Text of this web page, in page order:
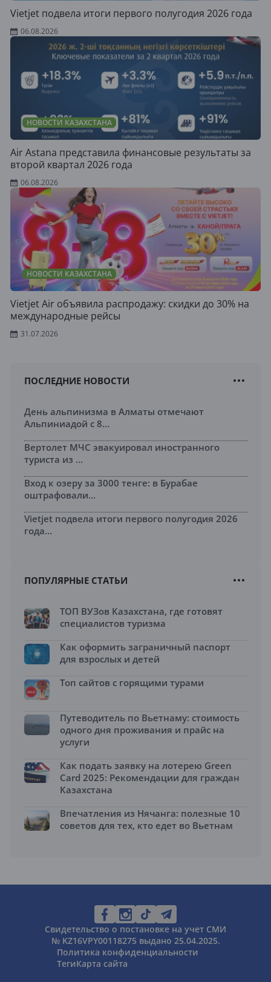
Vietjet подвела итоги первого полугодия 2026 года
06.08.2026
НОВОСТИ КАЗАХСТАНА
Air Astana представила финансовые результаты за
второй квартал 2026 года
06.08.2026
НОВОСТИ КАЗАХСТАНА
Vietjet Air объявила распродажу: скидки до 30% на
международные рейсы
31.07.2026
ПОСЛЕДНИЕ НОВОСТИ
День альпинизма в Алматы отмечают
Альпиниадой с 8...
Вертолет МЧС эвакуировал иностранного
туриста из ...
Вход к озеру за 3000 тенге: в Бурабае
оштрафовали...
Vietjet подвела итоги первого полугодия 2026
года...
ПОПУЛЯРНЫЕ СТАТЬИ
ТОП ВУЗов Казахстана, где готовят
специалистов туризма
Как оформить заграничный паспорт
для взрослых и детей
Топ сайтов с горящими турами
Путеводитель по Вьетнаму: стоимость
одного дня проживания и прайс на
услуги
Как подать заявку на лотерею Green
Card 2025: Рекомендации для граждан
Казахстана
Впечатления из Нячанга: полезные 10
советов для тех, кто едет во Вьетнам
Свидетельство о постановке на учет СМИ
№ KZ16VPY00118275 выдано 25.04.2025.
Политика конфиденциальности
ТегиКарта сайта